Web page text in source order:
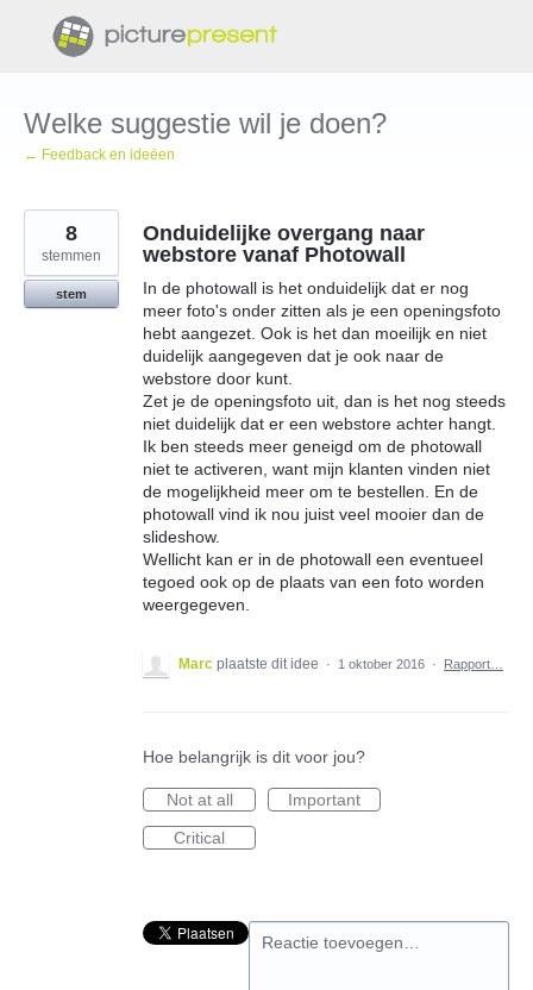
Doorgaan
naar
artikel
Welke suggestie wil je doen?
← Feedback en ideëen
Onduidelijke overgang naar
webstore vanaf Photowall
In de photowall is het onduidelijk dat er nog
meer foto's onder zitten als je een openingsfoto
hebt aangezet. Ook is het dan moeilijk en niet
duidelijk aangegeven dat je ook naar de
webstore door kunt.
Zet je de openingsfoto uit, dan is het nog steeds
niet duidelijk dat er een webstore achter hangt.
Ik ben steeds meer geneigd om de photowall
niet te activeren, want mijn klanten vinden niet
de mogelijkheid meer om te bestellen. En de
photowall vind ik nou juist veel mooier dan de
slideshow.
Wellicht kan er in de photowall een eventueel
tegoed ook op de plaats van een foto worden
weergegeven.
8
stemmen
stem
Marc plaatste dit idee · 1 oktober 2016 · Rapport…
Hoe belangrijk is dit voor jou?
Not at all
Important
Critical
Reactie toevoegen…